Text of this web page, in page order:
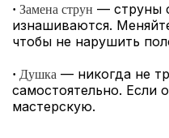
· Замена струн — струны
изнашиваются.
чтобы не нарушить
· Душка — никогда не
самостоятельно. Если
мастерскую.